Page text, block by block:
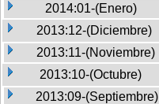
2014:01-(Enero)
2013:12-(Diciembre)
2013:11-(Noviembre)
2013:10-(Octubre)
2013:09-(Septiembre)